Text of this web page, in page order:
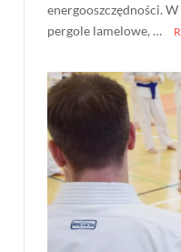
energooszczędności.
pergole lamelowe, …